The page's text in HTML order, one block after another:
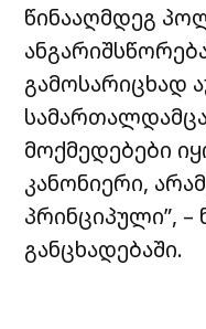
წინააღმდეგ
გამოსარიცხად
მოქმედებები
კანონიერი,
პრინციპული”, –
განცხადებაში.